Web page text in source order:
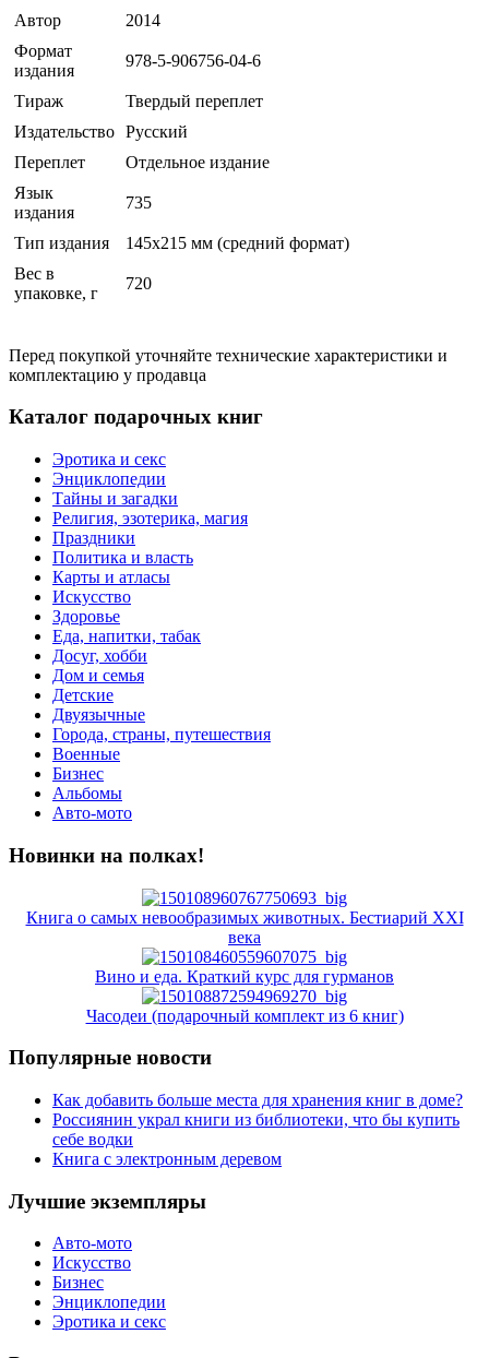
Автор
2014
Формат
издания
978-5-906756-04-6
Тираж
Твердый переплет
Издательство Русский
Переплет
Отдельное издание
Язык
издания
735
Тип издания
145х215 мм (средний формат)
Вес в
упаковке, г
720
Перед покупкой уточняйте технические характеристики и
комплектацию у продавца
Каталог подарочных книг
Эротика и секс
Энциклопедии
Тайны и загадки
Религия, эзотерика, магия
Праздники
Политика и власть
Карты и атласы
Искусство
Здоровье
Еда, напитки, табак
Досуг, хобби
Дом и семья
Детские
Двуязычные
Города, страны, путешествия
Военные
Бизнес
Альбомы
Авто-мото
Новинки на полках!
Книга о самых невообразимых животных. Бестиарий XXI
века
Вино и еда. Краткий курс для гурманов
Часодеи (подарочный комплект из 6 книг)
Популярные новости
Как добавить больше места для хранения книг в доме?
Россиянин украл книги из библиотеки, что бы купить
себе водки
Книга с электронным деревом
Лучшие экземпляры
Авто-мото
Искусство
Бизнес
Энциклопедии
Эротика и секс